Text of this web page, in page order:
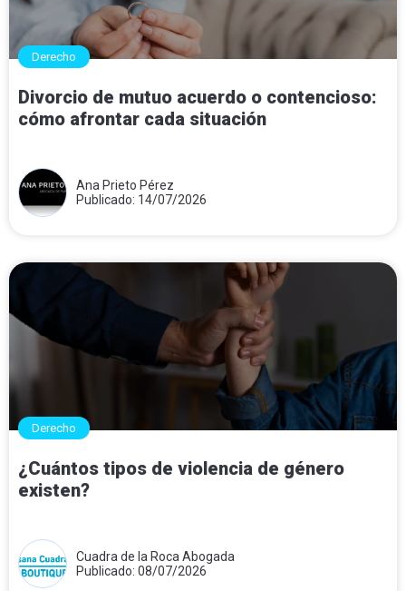
Derecho
Divorcio de mutuo acuerdo o contencioso:
cómo afrontar cada situación
Ana Prieto Pérez
Publicado: 14/07/2026
Derecho
¿Cuántos tipos de violencia de género
existen?
Cuadra de la Roca Abogada
Publicado: 08/07/2026